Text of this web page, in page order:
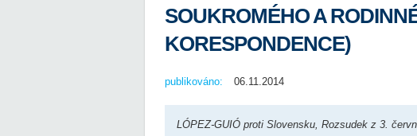
SOUKROMÉHO A
KORESPONDENCE)
publikováno: 06.11.2014
LÓPEZ-GUIÓ proti Slovensku, Rozsudek z 3.